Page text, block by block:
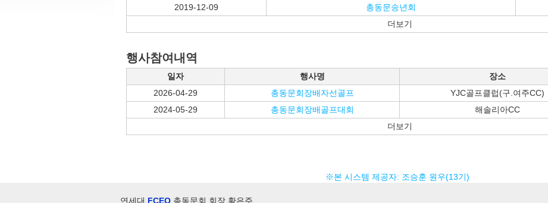
2019-12-09
총동문송년회
더보기
행사참여내역
일자 행사명 장소
2026-04-29
총동문회장배자선골프 YJC골프클럽(구.여주CC)
2024-05-29
총동문회장배골프대회 해솔리아CC
더보기
※본 시스템 제공자: 조승훈 원우(13기)
연세대 FCEO 총동문회 회장 황은주